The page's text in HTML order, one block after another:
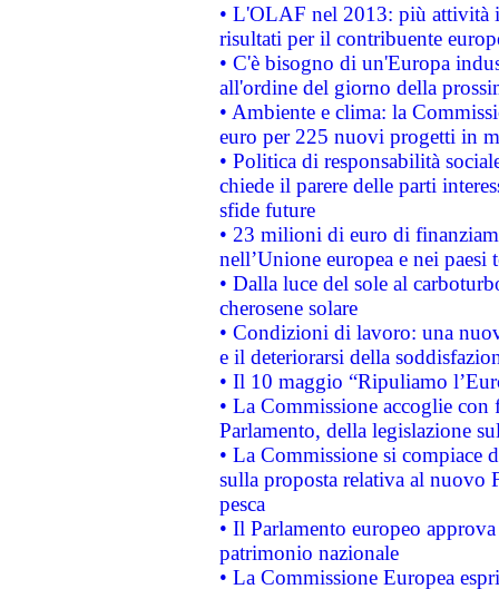
• L'OLAF nel 2013: più attività
risultati per il contribuente
• C'è bisogno di un'Europa
all'ordine del giorno della
• Ambiente e clima: la
euro per 225 nuovi progetti in
• Politica di responsabilità
chiede il parere delle parti
sfide future
• 23 milioni di euro di
nell’Unione europea e nei paesi
• Dalla luce del sole al
cherosene solare
• Condizioni di lavoro: una
e il deteriorarsi della
• Il 10 maggio “Ripuliamo
• La Commissione accoglie
Parlamento, della legislazione
• La Commissione si compiace
sulla proposta relativa al nuovo
pesca
• Il Parlamento europeo
patrimonio nazionale
• La Commissione Europea